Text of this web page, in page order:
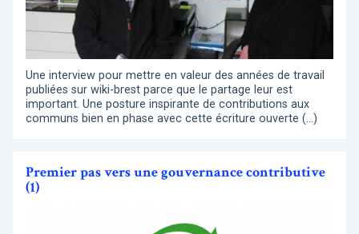
Une interview pour mettre en valeur des années de travail
publiées sur wiki-brest parce que le partage leur est
important. Une posture inspirante de contributions aux
communs bien en phase avec cette écriture ouverte (…)
Premier pas vers une gouvernance contributive
(1)